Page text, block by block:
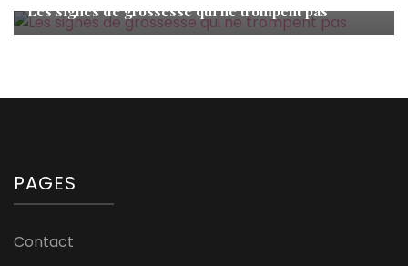
Les signes de grossesse qui ne trompent pas
PAGES
Contact